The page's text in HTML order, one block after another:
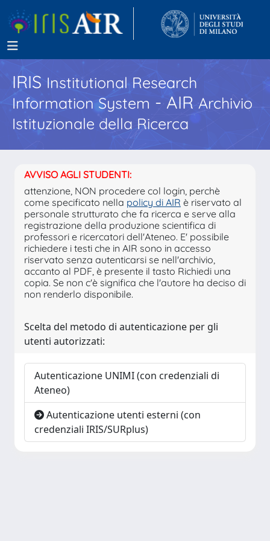
IRISInstitutional Research
Information System - AIR Archivio
Istituzionale della Ricerca
AVVISO AGLI STUDENTI:
attenzione, NON procedere col login, perchè
come specificato nella policy di AIR è riservato al
personale strutturato che fa ricerca e serve alla
registrazione della produzione scientifica di
professori e ricercatori dell'Ateneo. E' possibile
richiedere i testi che in AIR sono in accesso
riservato senza autenticarsi se nell'archivio,
accanto al PDF, è presente il tasto Richiedi una
copia. Se non c'è significa che l'autore ha deciso di
non renderlo disponibile.
Scelta del metodo di autenticazione per gli
utenti autorizzati:
Autenticazione UNIMI (con credenziali di
Ateneo)
Autenticazione utenti esterni (con
credenziali IRIS/SURplus)